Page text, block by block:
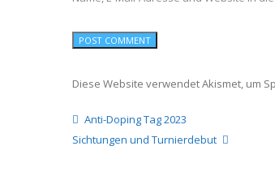
Diese Website verwendet Akismet, um
Anti-Doping Tag 2023
Sichtungen und Turnierdebut